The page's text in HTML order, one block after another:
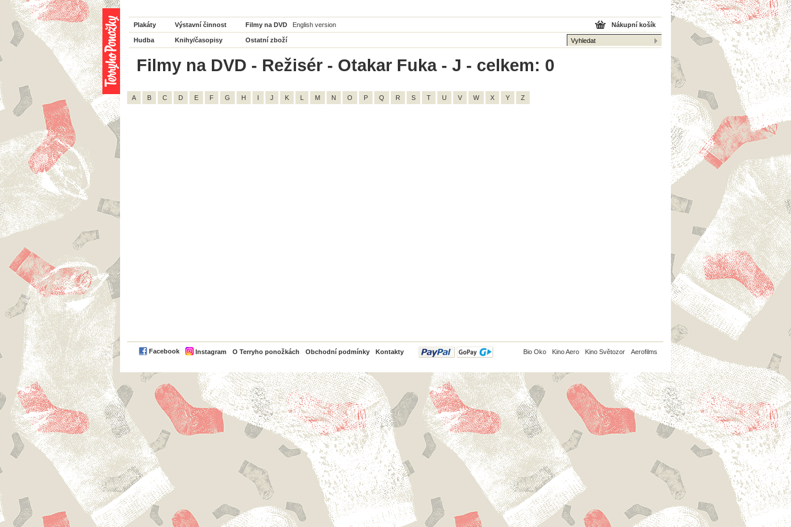
Plakáty Výstavní činnost Filmy na DVD English version
Hudba Knihy/časopisy Ostatní zboží
Nákupní košík
Filmy na DVD - Režisér - Otakar Fuka - J - celkem: 0
A B C D E F G H I J K L M N O P Q R S T U V W X Y Z
Facebook Instagram O Terryho ponožkách Obchodní podmínky Kontakty
PayPal Bio Oko Kino Aero Kino Světozor Aerofilms